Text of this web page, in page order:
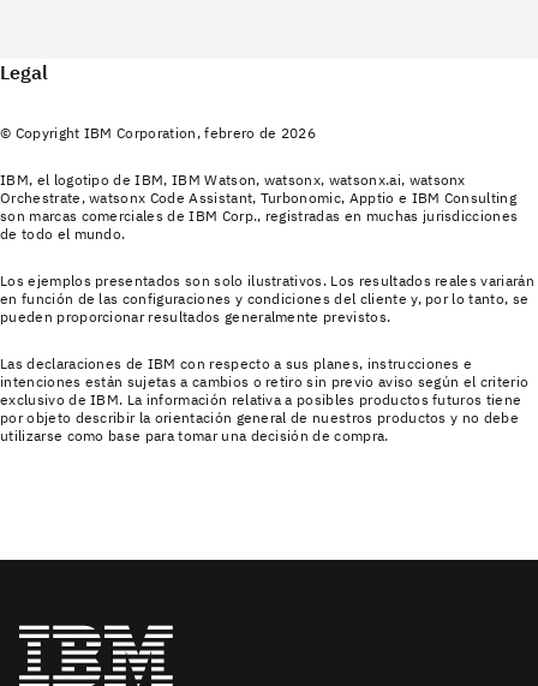
Legal
© Copyright IBM Corporation, febrero de 2026
IBM, el logotipo de IBM, IBM Watson, watsonx, watsonx.ai, watsonx
Orchestrate, watsonx Code Assistant, Turbonomic, Apptio e IBM Consulting
son marcas comerciales de IBM Corp., registradas en muchas jurisdicciones
de todo el mundo.
Los ejemplos presentados son solo ilustrativos. Los resultados reales variarán
en función de las configuraciones y condiciones del cliente y, por lo tanto, se
pueden proporcionar resultados generalmente previstos.
Las declaraciones de IBM con respecto a sus planes, instrucciones e
intenciones están sujetas a cambios o retiro sin previo aviso según el criterio
exclusivo de IBM. La información relativa a posibles productos futuros tiene
por objeto describir la orientación general de nuestros productos y no debe
utilizarse como base para tomar una decisión de compra.